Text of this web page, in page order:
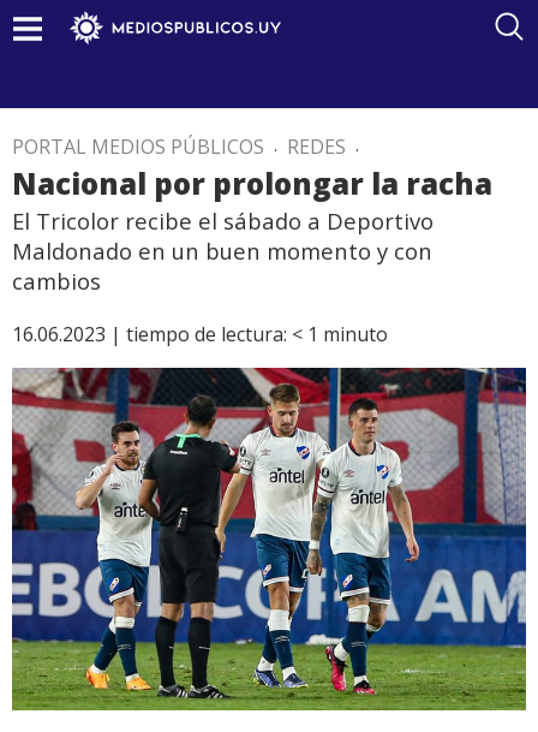
PORTAL MEDIOS PÚBLICOS . REDES .
Nacional por prolongar la racha
El Tricolor recibe el sábado a Deportivo
Maldonado en un buen momento y con
cambios
16.06.2023 | tiempo de lectura: < 1 minuto